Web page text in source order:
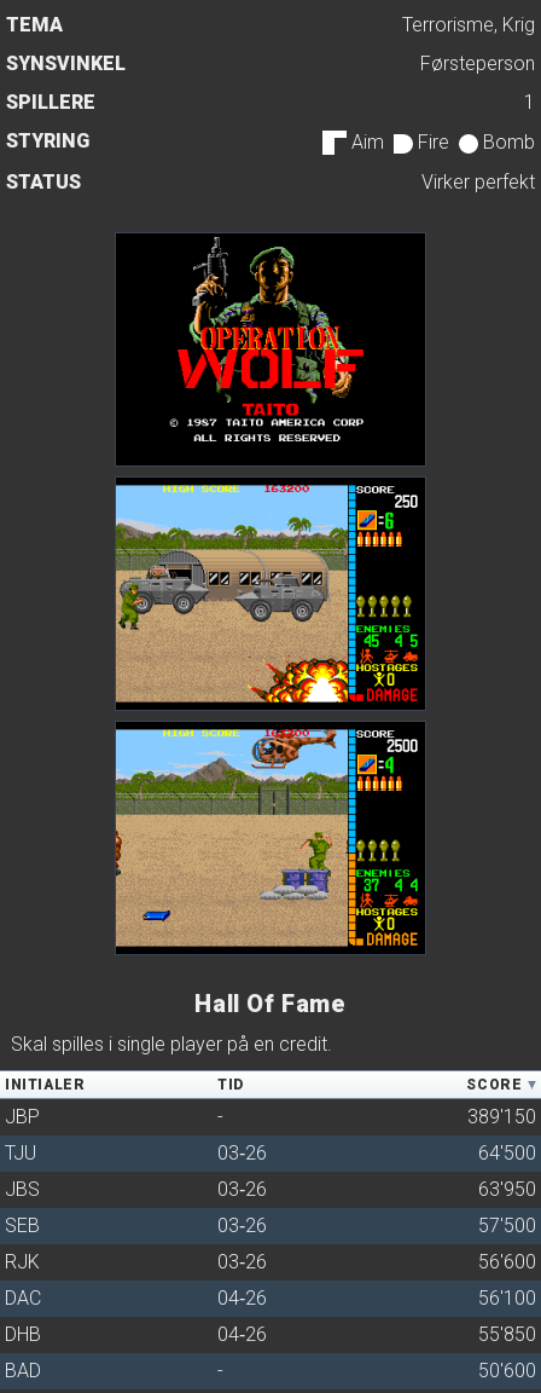
TEMA
Terrorisme, Krig
SYNSVINKEL
Førsteperson
SPILLERE
1
STYRING
Aim Fire
Bomb
STATUS
Virker perfekt
Hall Of Fame
Skal spilles i single player på en credit.
INITIALER TID SCORE
JBP -
389'150
TJU
03‑26
64'500
JBS
03‑26
63'950
SEB
03‑26
57'500
RJK
03‑26
56'600
DAC
04‑26
56'100
DHB
04‑26
55'850
BAD
- 50'600